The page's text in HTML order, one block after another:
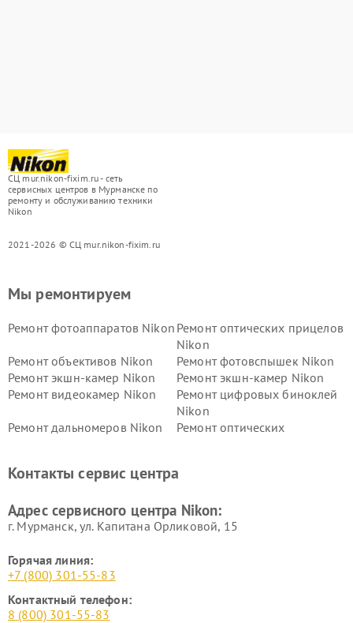
СЦ mur.nikon-fixim.ru - сеть
сервисных центров в Мурманске по
ремонту и обслуживанию техники
Nikon
2021-2026 © СЦ mur.nikon-fixim.ru
Мы ремонтируем
Ремонт фотоаппаратов Nikon Ремонт оптических прицелов
Nikon
Ремонт объективов Nikon
Ремонт фотовспышек Nikon
Ремонт экшн-камер Nikon
Ремонт экшн-камер Nikon
Ремонт видеокамер Nikon
Ремонт цифровых биноклей
Nikon
Ремонт дальномеров Nikon
Ремонт оптических
Контакты сервис центра
Адрес сервисного центра Nikon:
г. Мурманск, ул. Капитана Орликовой, 15
Горячая линия:
+7 (800) 301-55-83
Контактный телефон:
8 (800) 301-55-83